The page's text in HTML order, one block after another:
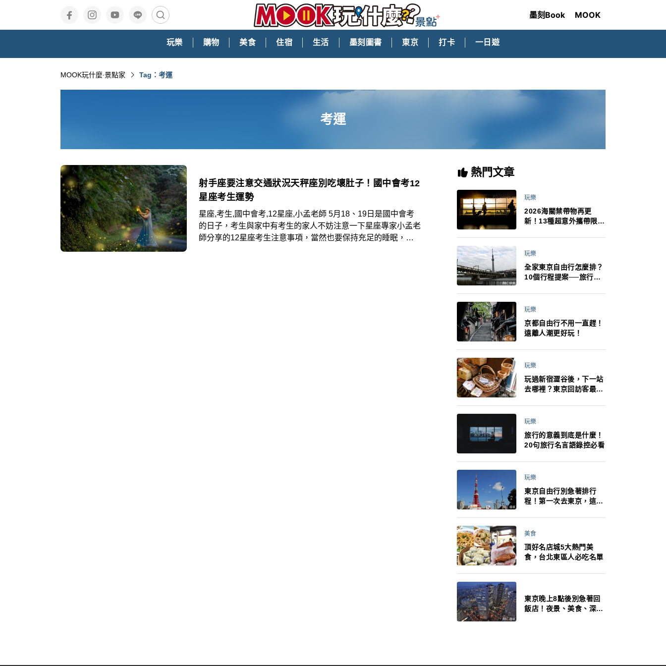
墨刻Book MOOK
玩樂 購物 美食 住宿 生活 墨刻圖書 東京 打卡 一日遊
MOOK玩什麼‧景點家 Tag：考運
考運
射手座要注意交通狀況天秤座別吃壞肚子！國中會考12
星座考生運勢
星座,考生,國中會考,12星座,小孟老師 5月18、19日是國中會考
的日子，考生與家中有考生的家人不妨注意一下星座專家小孟老
師分享的12星座考生注意事項，當然也要保持充足的睡眠，足
熱門文章
玩樂
2026海關禁帶物再更
新！13種超意外攜帶限
最高還罰百萬！注意事項
玩樂
全家東京自由行怎麼排？
10個行程提案──旅行不
法！
玩樂
京都自由行不用一直趕！
遠離人潮更好玩！
玩樂
玩過新宿澀谷後，下一站
去哪裡？東京回訪客最推
玩樂
旅行的意義到底是什麼！
20句旅行名言語錄控必看
玩樂
東京自由行別急著排行
程！第一次去東京，這10
美食
頂好名店城5大熱門美
食，台北東區人必吃名單
東京晚上8點後別急著回
飯店！夜景、美食、深夜